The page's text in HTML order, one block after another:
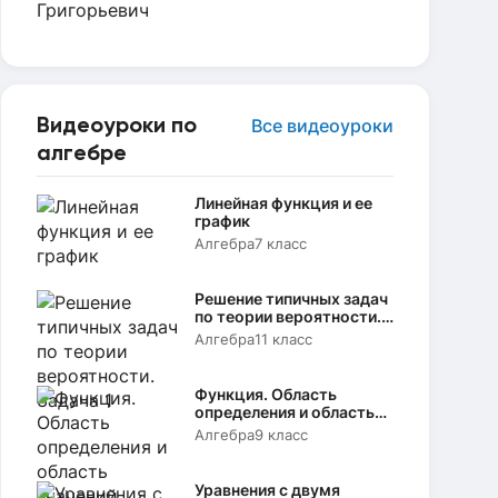
Видеоуроки по
алгебре
Все видеоуроки
Линейная функция и ее
график
Алгебра7 класс
Решение типичных задач
по теории вероятности.
Задача 1
Алгебра11 класс
Функция. Область
определения и область
значений
Алгебра9 класс
Уравнения с двумя